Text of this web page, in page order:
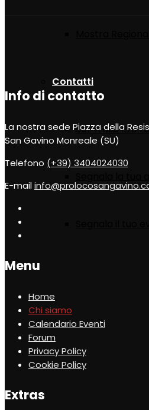
Contatti
Scrivi alla Pro
Info di contatto
La nostra sede Piazza della
San Gavino Monreale (SU)
Telefono (+39) 3404024030
E-mail
Menu
Home
Chi siamo
Calendario Eventi
Forum
Privacy Policy
Cookie Policy
Extras